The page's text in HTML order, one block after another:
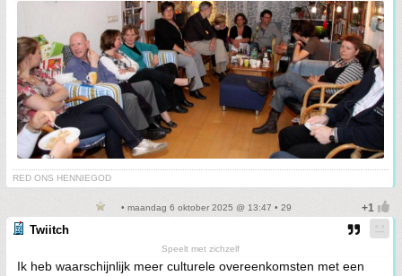
RED ONS HENNIEGOD
• maandag 6 oktober 2025 @ 13:47 • 29
Twiitch
Speelt met zichzelf
Ik heb waarschijnlijk meer culturele overeenkomsten met een